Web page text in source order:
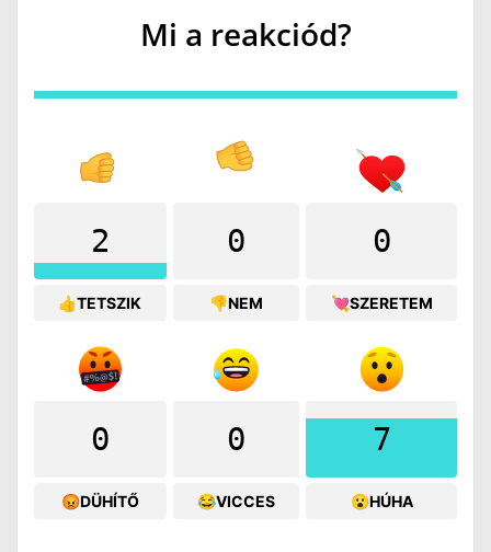
Mi a reakciód?
2
👍TETSZIK
0
👎NEM
0
💘SZERETEM
0
😡DÜHÍTŐ
0
😂VICCES
7
😮HÚHA